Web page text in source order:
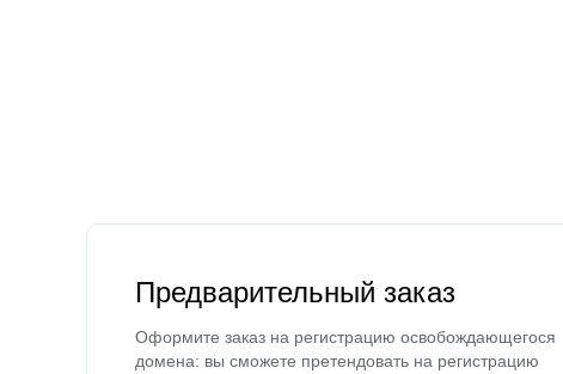
Предварительный заказ
Оформите заказ на регистрацию освобождающегося
домена: вы сможете претендовать на регистрацию